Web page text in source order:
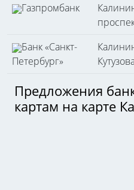
Газпромбанк
Банк «Санкт-
Петербург»
Предложения
картам на карте